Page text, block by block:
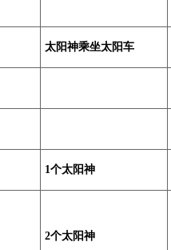
太阳神乘坐太阳车
1个太阳神
2个太阳神